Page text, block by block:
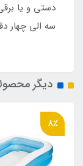
دستی و یا
سه الی چهار
دیگر
8٪